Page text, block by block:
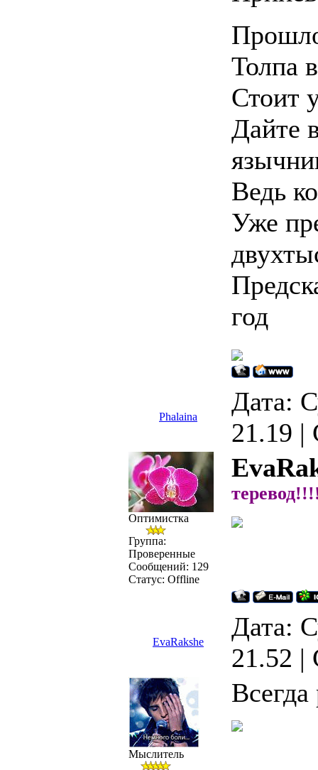
Толпа
Стоит
Дайте
Ведь
Уже
год
Phalaina
Дата:
21.19
Оптимистка
Группа:
Проверенные
Сообщений: 129
Статус: Offline
EvaRakshe
Дата:
21.52
Мыслитель
Всегда